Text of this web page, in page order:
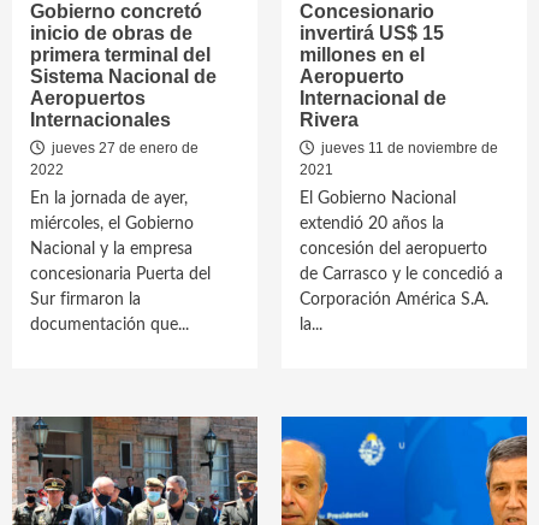
Gobierno concretó
inicio de obras de
primera terminal del
Sistema Nacional de
Aeropuertos
Internacionales
jueves 27 de enero de
2022
En la jornada de ayer,
miércoles, el Gobierno
Nacional y la empresa
concesionaria Puerta del
Sur firmaron la
documentación que...
Concesionario
invertirá US$ 15
millones en el
Aeropuerto
Internacional de
Rivera
jueves 11 de noviembre de
2021
El Gobierno Nacional
extendió 20 años la
concesión del aeropuerto
de Carrasco y le concedió a
Corporación América S.A.
la...